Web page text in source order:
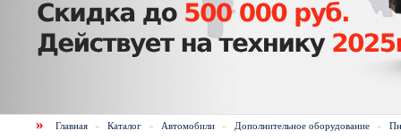
» Главная » Каталог » Автомобили » Дополнительное оборудование »